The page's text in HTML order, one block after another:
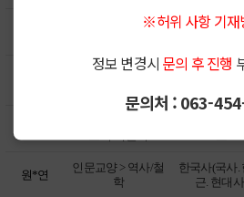
※허위 사항 기재
정보 변경시 문의 후 진행
문의처 : 063-
인문교양 > 독서/글
독서논술,
건강/운동 > 건강체
기공체조, 간
가
원*연
인문교양 > 역사/철
학
한국사(국사.
근. 현대